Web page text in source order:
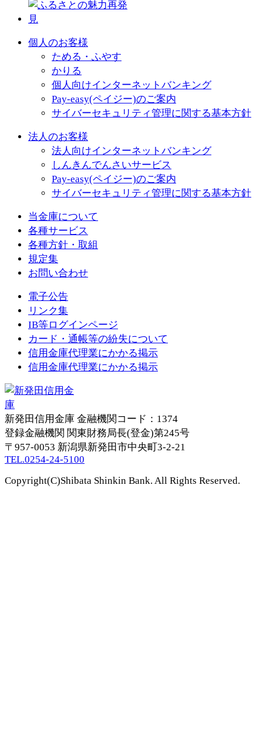
個人のお客様
ためる・ふやす
かりる
個人向けインターネットバンキング
Pay-easy(ペイジー)のご案内
サイバーセキュリティ管理に関する基本方針
法人のお客様
法人向けインターネットバンキング
しんきんでんさいサービス
Pay-easy(ペイジー)のご案内
サイバーセキュリティ管理に関する基本方針
当金庫について
各種サービス
各種方針・取組
規定集
お問い合わせ
電子公告
リンク集
IB等ログインページ
カード・通帳等の紛失について
信用金庫代理業にかかる掲示
信用金庫代理業にかかる掲示
新発田信用金庫 金融機関コード：1374
登録金融機関 関東財務局長(登金)第245号
〒957-0053 新潟県新発田市中央町3-2-21
TEL.0254-24-5100
Copyright(C)Shibata Shinkin Bank. All Rights Reserved.